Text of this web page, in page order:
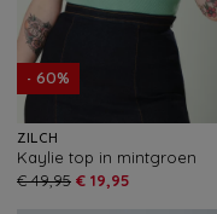
- 60%
ZILCH
Kaylie top in mintgroen
€ 49,95 € 19,95